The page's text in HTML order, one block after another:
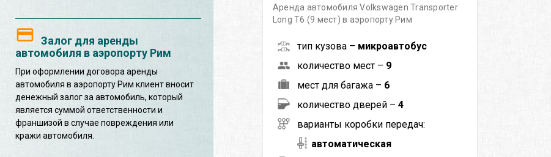
Залог для аренды
автомобиля в аэропорту Рим
При оформлении договора аренды
автомобиля в аэропорту Рим клиент вносит
денежный залог за автомобиль, который
является суммой ответственности и
франшизой в случае повреждения или
кражи автомобиля.
Аренда автомобиля Volkswagen Transporter
Long T6 (9 мест) в аэропорту Рим
тип кузова – микроавтобус
количество мест – 9
мест для багажа – 6
количество дверей – 4
варианты коробки передач:
автоматическая